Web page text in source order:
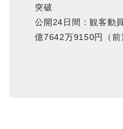
突破
公開24日間：観客動
億7642万9150円（前